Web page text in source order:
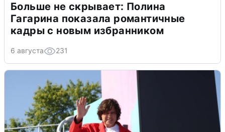
Больше не скрывает: Полина
Гагарина показала романтичные
кадры с новым избранником
6 августа 231